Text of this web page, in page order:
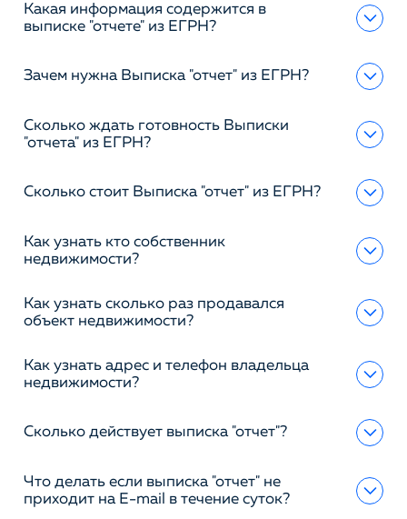
Какая информация содержится в
выписке "отчете" из ЕГРН?
Зачем нужна Выписка "отчет" из ЕГРН?
Сколько ждать готовность Выписки
"отчета" из ЕГРН?
Сколько стоит Выписка "отчет" из ЕГРН?
Как узнать кто собственник
недвижимости?
Как узнать сколько раз продавался
объект недвижимости?
Как узнать адрес и телефон владельца
недвижимости?
Сколько действует выписка "отчет"?
Что делать если выписка "отчет" не
приходит на E-mail в течение суток?